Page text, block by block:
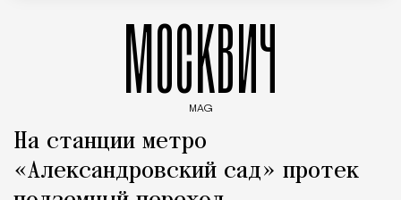
МОСКВИЧ
MAG
На станции метро
«Александровский сад» протек